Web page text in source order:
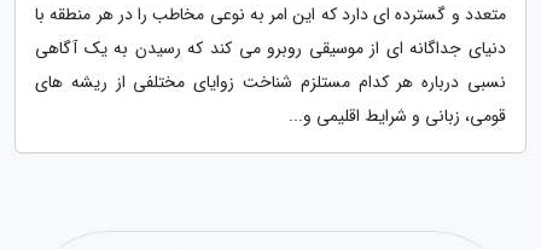
متعدد و گسترده ای دارد که این امر به نوعی مخاطب را در هر منطقه با
دنیای جداگانه ای از موسیقی روبرو می کند که رسیدن به یک آگاهی
نسبی درباره هر کدام مستلزم شناخت زوایای مختلفی از ریشه های
قومی، زبانی و شرایط اقلیمی و...